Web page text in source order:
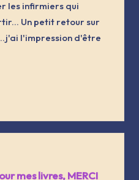
les infirmiers qui
Un petit retour sur
l'impression d'être
mes livres, MERCI